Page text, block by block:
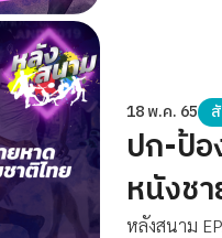
18 พ.ค. 65
ปก-ป้อ
หนังช
หลังสนาม